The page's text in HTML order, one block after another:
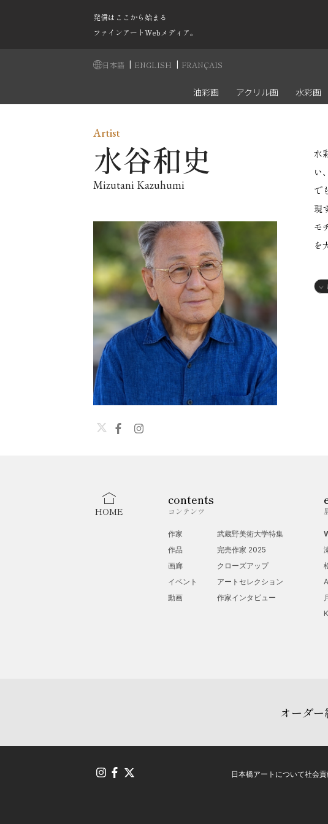
発信はここから始まる
ファインアートWebメディア。
日本語 | ENGLISH | FRANÇAIS
油彩画 アクリル画 水彩画
水
い
で
現
モ
を
【
Artist
水谷和史
Mizutani Kazuhumi
HOME
contents
コンテンツ
作家
作品
画廊
イベント
動画
武蔵野美術大学特集
完売作家 2025
クローズアップ
アートセレクション
作家インタビュー
オーダー
日本橋アートについて社会